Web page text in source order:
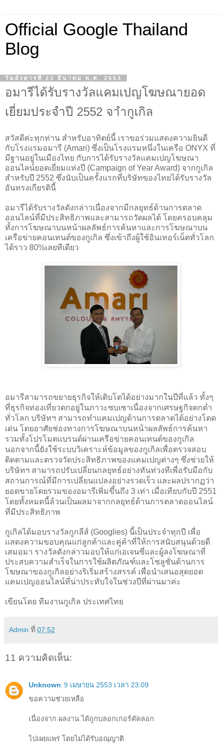
Official Google Thailand
Blog
วันอังคารที่ 23 มีนาคม พ.ศ. 2553
อมารีได้รับรางวัลแคมเปญโฆษณายอด
เยี่ยมประจำปี 2552 จาำกูเกิล
สวัสดีค่ะทุกท่าน สำหรับอาทิตย์นี้ เราขอร่วมแสดงความยินดี
กับโรงแรมอมารี (Amari) ซึ่งเป็นโรงแรมหนึ่งในเครือ ONYX ที่
มีฐานอยู่ในเมืองไทย กับการได้รับรางวัลแคมเปญโฆษณา
ออนไลน์ยอดเยี่ยมแห่งปี (Campaign of Year Award) จากกูเกิล
สำหรับปี 2552 ซึ่งนับเป็นครั้งแรกที่บริษัทของไทยได้รับรางวัล
อันทรงเกียรตินี้
อมารีได้รับรางวัลดังกล่าวเนื่องจากมีกลยุทธ์ด้านการตลาด
ออนไลน์ที่มีประสิทธิภาพและสามารถวัดผลได้ โดยครอบคลุม
ทั้งการโฆษณาบนหน้าผลลัพธ์การค้นหาและการโฆษณาบน
เครือข่ายคอนเทนต์ของกูเกิล ซึ่งเข้าถึงผู้ใช้อินเทอร์เน็ตทั่วโลก
ได้ราว 80%เลยทีเดียว
อมารีสามารถขยายธุรกิจให้เติบโตได้อย่างมากในปีที่แล้ว ทั้งๆ
ที่ธุรกิจท่องเที่ยวตกอยู่ในภาวะซบเซาเนื่องจากเศรษฐกิจตกต่ำ
ทั่วโลก บริษัทฯ สามารถทำแคมเปญด้านการตลาดได้อย่างโดด
เด่น โดยอาศัยช่องทางการโฆษณาบนหน้าผลลัพธ์การค้นหา
รวมทั้งโปรโมตแบรนด์ผ่านเครือข่ายคอนเทนต์ของกูเกิล
นอกจากนี้ยังใช้ระบบวิเคราะห์ข้อมูลของกูเกิลเพื่อตรวจสอบ
ติดตามและตรวจวัดประสิทธิภาพของแคมเปญต่างๆ ซึ่งช่วยให้
บริษัทฯ สามารถปรับเปลี่ยนกลยุทธ์อย่างทันท่วงทีเพื่อรับมือกับ
สถานการณ์ที่มีการเปลี่ยนแปลงอย่างรวดเร็ว และผลปรากฏว่า
ยอดขายโดยรวมของอมารีเพิ่มขึ้นถึง 3 เท่า เมื่อเทียบกับปี 2551
โดยทั้งหมดนี้ล้วนเป็นผลมาจากกลยุทธ์ด้านการตลาดออนไลน์
ที่มีประสิทธิภาพ
กูเกิลได้มอบรางวัลกูกลีส์ (Googlies) นี้เป็นประจำทุกปี เพื่อ
แสดงความขอบคุณแก่ลูกค้าและคู่ค้าที่ให้การสนับสนุนด้วยดี
เสมอมา รางวัลดังกล่าวมอบให้แก่เอเจนซี่และผู้ลงโฆษณาที่
ประสบความสำเร็จในการใช้ผลิตภัณฑ์และโซลูชั่นด้านการ
โฆษณาของกูเกิลอย่างริเริ่มสร้างสรรค์ เพื่อนำเสนอสุดยอด
แคมเปญออนไลน์ที่น่าประทับใจในช่วงปีที่ผ่านมาค่ะ
เขียนโดย ทีมงานกูเกิล ประเทศไทย
Admin ที่ 07:52
11 ความคิดเห็น:
Unknown 9 เมษายน 2553 เวลา 23:09
ขอความช่วยเหลือ
เนื่องจาก ผลงาน ได้ถูกบลอกเกอร์คัดลอก
ไปเผยแพร่ โดยไม่ได้รับอณุญาติ